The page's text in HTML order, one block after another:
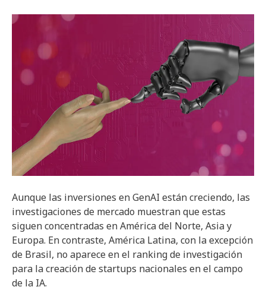
Aunque las inversiones en GenAI están creciendo, las
investigaciones de mercado muestran que estas
siguen concentradas en América del Norte, Asia y
Europa. En contraste, América Latina, con la excepción
de Brasil, no aparece en el ranking de investigación
para la creación de startups nacionales en el campo
de la IA.